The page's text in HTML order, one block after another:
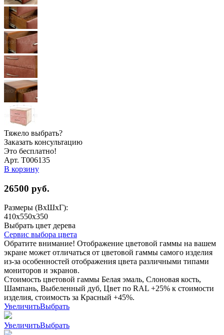
Тяжело выбрать?
Заказать консультацию
Это бесплатно!
Арт. Т006135
В корзину
26500 руб.
Размеры (ВхШхГ):
410x550x350
Выбрать цвет дерева
Сервис выбора цвета
Обратите внимание! Отображение цветовой гаммы на вашем
экране может отличаться от цветовой гаммы самого изделия
из-за особенностей отображения цвета различными типами
мониторов и экранов.
Стоимость цветовой гаммы Белая эмаль, Слоновая кость,
Шампань, Выбеленный дуб, Цвет по RAL +25% к стоимости
изделия, стоимость за Красный +45%.
УвеличитьВыбрать
УвеличитьВыбрать